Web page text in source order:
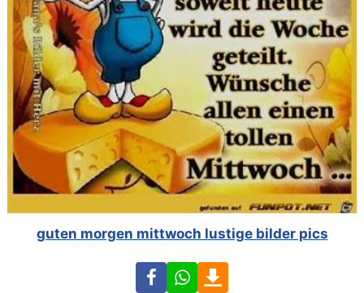
guten morgen mittwoch lustige bilder pics
FacebookWhatsApp